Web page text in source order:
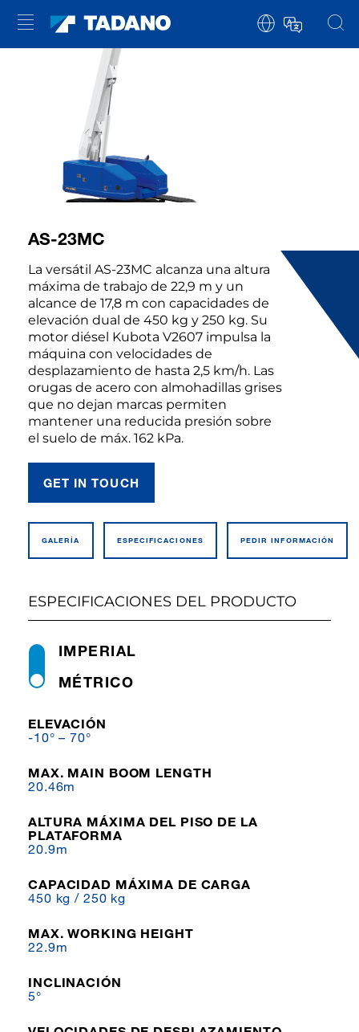
AS-23MC
La versátil AS-23MC alcanza una altura
máxima de trabajo de 22,9 m y un
alcance de 17,8 m con capacidades de
elevación dual de 450 kg y 250 kg. Su
motor diésel Kubota V2607 impulsa la
máquina con velocidades de
desplazamiento de hasta 2,5 km/h. Las
orugas de acero con almohadillas grises
que no dejan marcas permiten
mantener una reducida presión sobre
el suelo de máx. 162 kPa.
GET IN TOUCH
GALERÍA ESPECIFI­CACIONES PEDIR INFO­RMACIÓN
ESPECIFICACIONES DEL PRODUCTO
MÉTRICO
IMPERIAL
ELEVACIÓN
-10° – 70°
MAX. MAIN BOOM LENGTH
20.46m
ALTURA MÁXIMA DEL PISO DE LA
PLATAFORMA
20.9m
CAPACIDAD MÁXIMA DE CARGA
450 kg / 250 kg
MAX. WORKING HEIGHT
22.9m
INCLINACIÓN
5°